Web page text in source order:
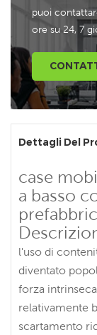
puoi
ore su 24, 7
Dettagli Del
case
a basso
l'uso di
diventato
forza
relativamente
scartamento